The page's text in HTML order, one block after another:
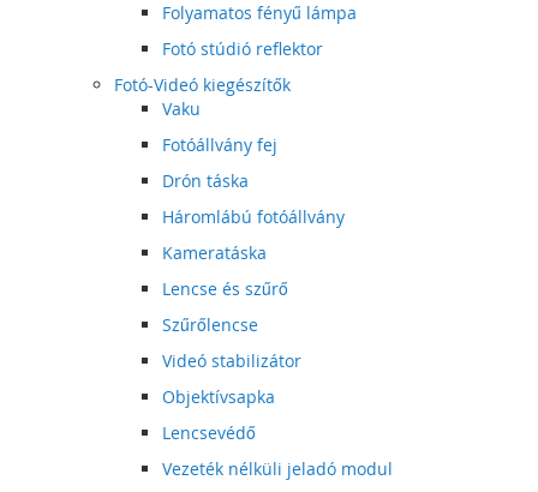
Folyamatos fényű lámpa
Fotó stúdió reflektor
Fotó-Videó kiegészítők
Vaku
Fotóállvány fej
Drón táska
Háromlábú fotóállvány
Kameratáska
Lencse és szűrő
Szűrőlencse
Videó stabilizátor
Objektívsapka
Lencsevédő
Vezeték nélküli jeladó modul